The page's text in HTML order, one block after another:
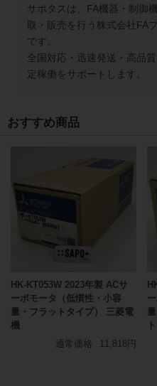
サポタスは、FA機器・制御
取・販売を行う株式会社FA
です。
全国対応・迅速発送・高品
定稼働をサポートします。
おすすめ商品
HK-KT053W 2023年製 ACサ
ーボモータ（低慣性・小容
量・フラットタイプ） 三菱電
機
通常価格
11,818円